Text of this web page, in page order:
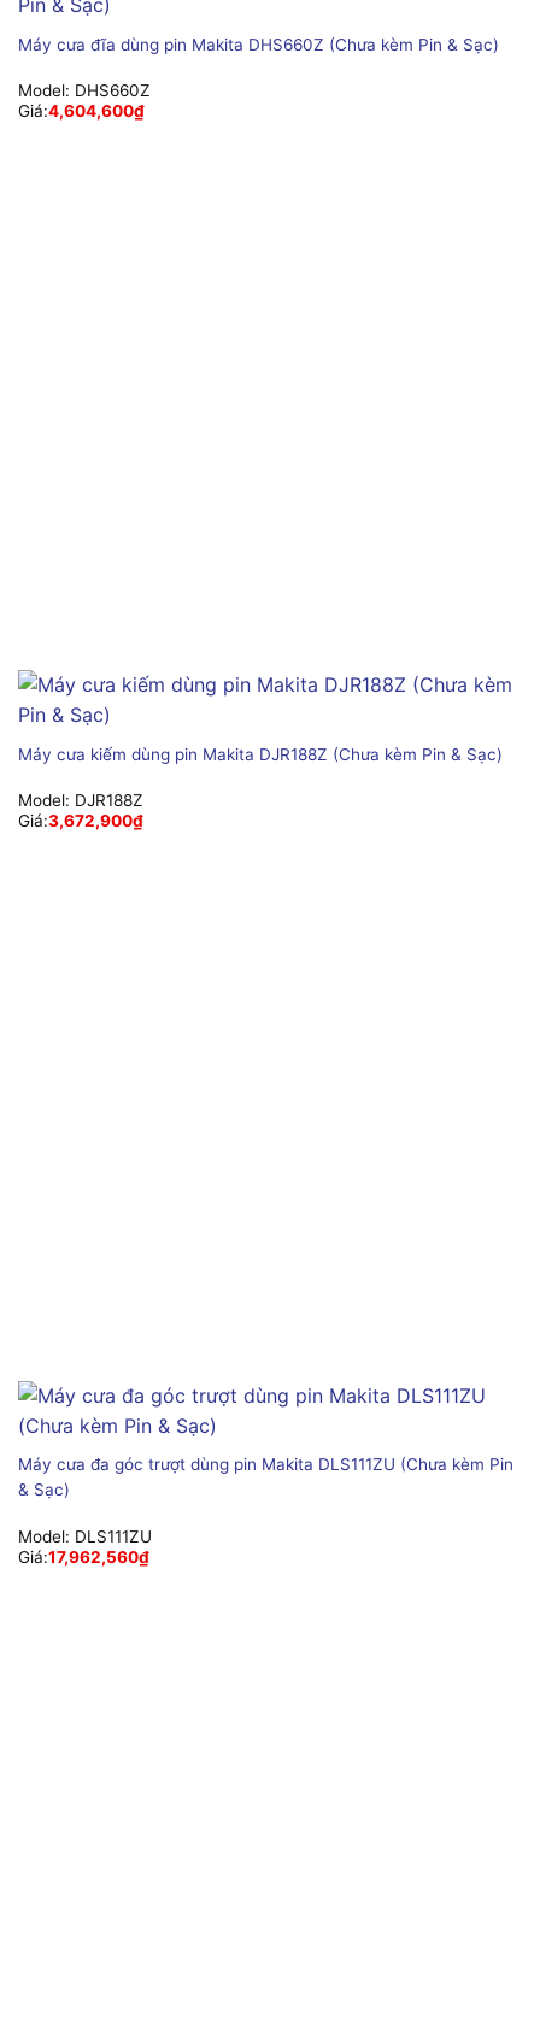
Máy cưa đĩa dùng pin Makita DHS660Z (Chưa kèm Pin & Sạc)
Model: DHS660Z
Giá:4,604,600₫
Máy cưa kiếm dùng pin Makita DJR188Z (Chưa kèm Pin & Sạc)
Model: DJR188Z
Giá:3,672,900₫
Máy cưa đa góc trượt dùng pin Makita DLS111ZU (Chưa kèm Pin
& Sạc)
Model: DLS111ZU
Giá:17,962,560₫